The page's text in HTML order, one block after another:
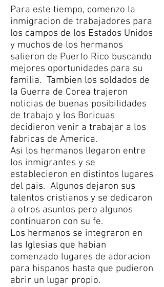
Para este tiempo, comenzo la
inmigracion de trabajadores para
los campos de los Estados Unidos
y muchos de los hermanos
salieron de Puerto Rico buscando
mejores oportunidades para su
familia. Tambien los soldados de
la Guerra de Corea trajeron
noticias de buenas posibilidades
de trabajo y los Boricuas
decidieron venir a trabajar a los
fabricas de America.
Asi los hermanos llegaron entre
los inmigrantes y se
establecieron en distintos lugares
del pais. Algunos dejaron sus
talentos cristianos y se dedicaron
a otros asuntos pero algunos
continuaron con su fe.
Los hermanos se integraron en
las Iglesias que habian
comenzado lugares de adoracion
para hispanos hasta que pudieron
abrir un lugar propio.